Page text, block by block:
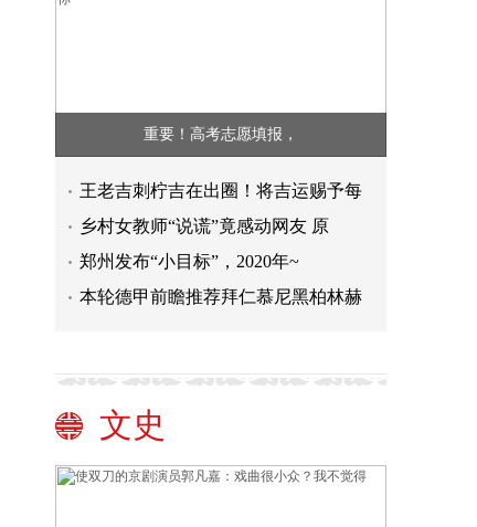
重要！高考志愿填报，
王老吉刺柠吉在出圈！将吉运赐予每
乡村女教师“说谎”竟感动网友 原
郑州发布“小目标”，2020年~
本轮德甲前瞻推荐拜仁慕尼黑柏林赫
文史